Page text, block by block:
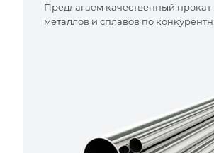
Предлагаем качественный прокат
металлов и сплавов по